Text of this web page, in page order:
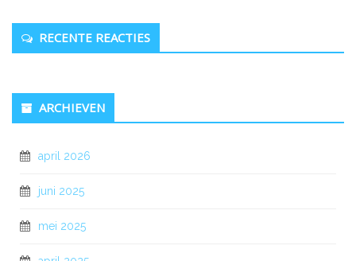
RECENTE REACTIES
ARCHIEVEN
april 2026
juni 2025
mei 2025